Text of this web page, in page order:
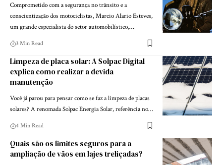
Comprometido com a segurança no trânsito e a
conscientização dos motociclistas, Marcio Alario Esteves,
um grande especialista do setor automobilístico,…
3 Min Read
Limpeza de placa solar: A Solpac Digital
explica como realizar a devida
manutenção
Você já parou para pensar como se faz a limpeza de placas
solares? A renomada Solpac Energia Solar, referência no…
4 Min Read
Quais são os limites seguros para a
ampliação de vãos em lajes treliçadas?